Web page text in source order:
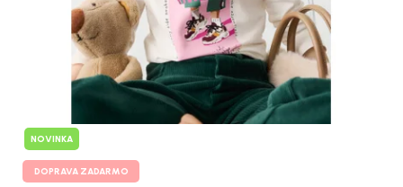
NOVINKA
DOPRAVA ZADARMO